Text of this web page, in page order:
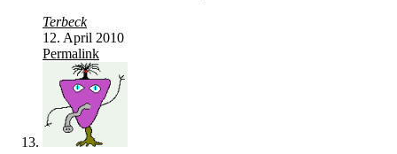
Terbeck
12. April 2010
Permalink